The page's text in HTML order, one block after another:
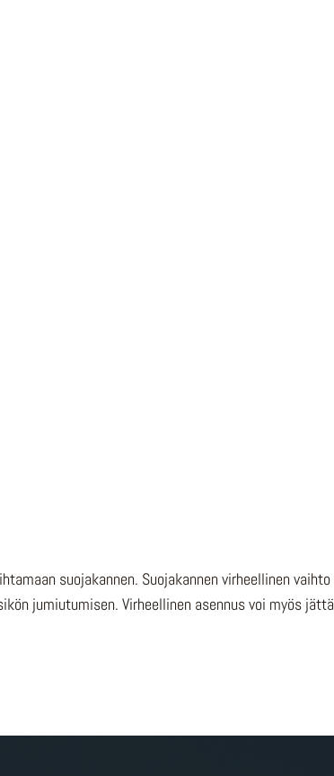
suojakannen. Suojakannen virheellinen
jumiutumisen. Virheellinen asennus voi myös